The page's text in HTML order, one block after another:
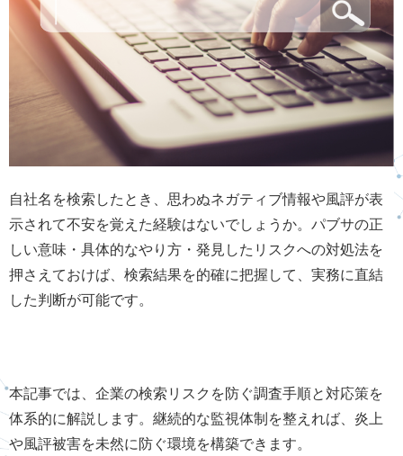
自社名を検索したとき、思わぬネガティブ情報や風評が表
示されて不安を覚えた経験はないでしょうか。パブサの正
しい意味・具体的なやり方・発見したリスクへの対処法を
押さえておけば、検索結果を的確に把握して、実務に直結
した判断が可能です。
本記事では、企業の検索リスクを防ぐ調査手順と対応策を
体系的に解説します。継続的な監視体制を整えれば、炎上
や風評被害を未然に防ぐ環境を構築できます。